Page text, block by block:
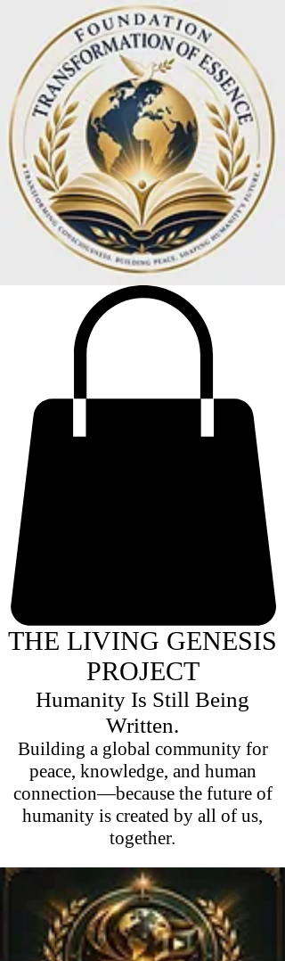
THE LIVING GENESIS
PROJECT
Humanity Is Still Being
Written.
Building a global community for
peace, knowledge, and human
connection—because the future of
humanity is created by all of us,
together.